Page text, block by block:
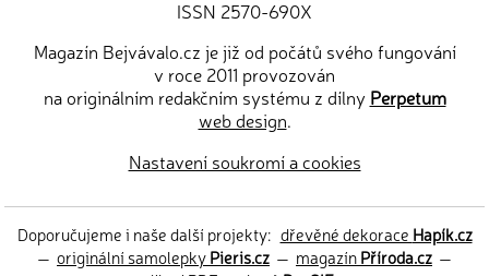
ISSN 2570-690X
Magazín Bejvávalo.cz je již od počátů svého fungování
v roce 2011 provozován
na originálním redakčním systému z dílny Perpetum
web design.
Nastavení soukromí a cookies
Doporučujeme i naše další projekty: dřevěné dekorace Hapík.cz
— originální samolepkyPieris.cz — magazínPříroda.cz —